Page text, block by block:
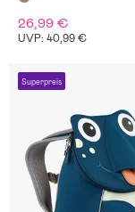
26,99 €
UVP: 40,99 €
Superpreis